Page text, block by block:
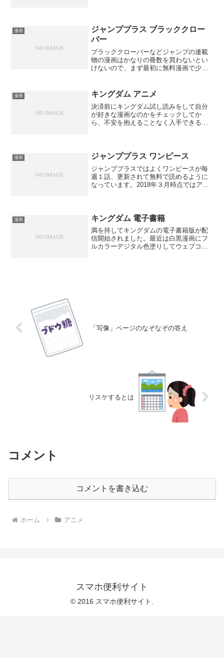
と閉鎖されていて、他の読...
漫画
ジャンププラス ブラッククロー
バー
ブラッククローバーなどジャンプの連載
物の漫画はかなりの冊数を買わないとい
けないので、まず最初に無料漫画で少し
のは難しいことだと言えます。ここ最近
はスマホを用いて楽しめるア...
漫画 キングダム アニメ
決済前にキングダム試し読みをして自分
が好きな漫画なのかをチェックしてか
ら、不安を抱えることなく入手できるの
ホなんかの画面では読みにく...
漫画 ジャンププラス ワンピース
ジャンププラスではよくワンピースが毎
週１話、更新されて無料で読めるように
なっています。2018年３月時点ではアラ
購入していたといった...
漫画 キングダム 電子書籍
満を持してキングダムの電子書籍版が配
信開始されました。最近は白黒漫画にフ
ルカラーデジタル色塗りしてウェブコミ
「写像」ページのなぞなぞの答え
リスケするとは
コメント
コメントを書き込む
ホーム アニメ
スマホ便利サイト
© 2016 スマホ便利サイト.